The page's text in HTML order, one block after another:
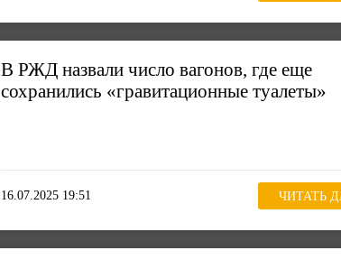
В РЖД назвали число вагонов, где еще
сохранились «гравитационные туалеты»
16.07.2025 19:51 ЧИТАТЬ